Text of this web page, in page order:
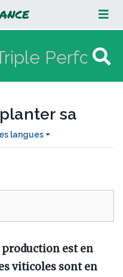
sa
sa
langues
est en
viticoles sont en